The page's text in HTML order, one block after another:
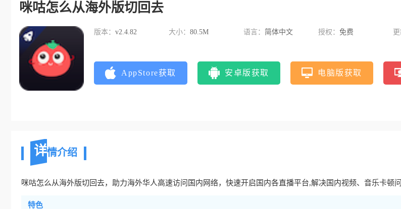
咪咕怎么从海外版切回去
版本： v2.4.82 大小： 80.5M 语言： 简体中文 授权： 免费 更
AppStore获取 安卓版获取 电脑版获取
详情介绍
咪咕怎么从海外版切回去，助力海外华人高速访问国内网络，快速开启国内各直播平台,解决国内视频、音乐卡顿
特色